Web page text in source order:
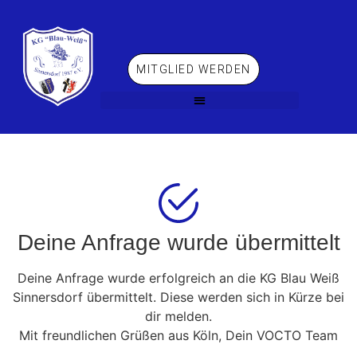
MITGLIED WERDEN
Deine Anfrage wurde übermittelt
Deine Anfrage wurde erfolgreich an die KG Blau Weiß
Sinnersdorf übermittelt. Diese werden sich in Kürze bei
dir melden.
Mit freundlichen Grüßen aus Köln, Dein VOCTO Team